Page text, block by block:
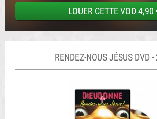
LOUER CETTE VOD 4,90
RENDEZ-NOUS JÉSUS DVD